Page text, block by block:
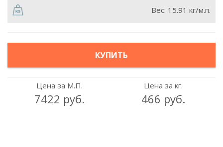
Вес: 15.91 кг/м.п.
КУПИТЬ
Цена за М.П.
7422 руб.
Цена за кг.
466 руб.